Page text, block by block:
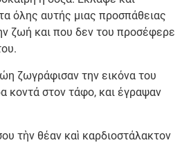
όλης αυτής μιας προσπάθειας
ζωή και που δεν του προσέφερε
ζωγράφισαν την εικόνα του
κοντά στον τάφο, και έγραψαν
τὴν θέαν καὶ καρδιοστάλακτον